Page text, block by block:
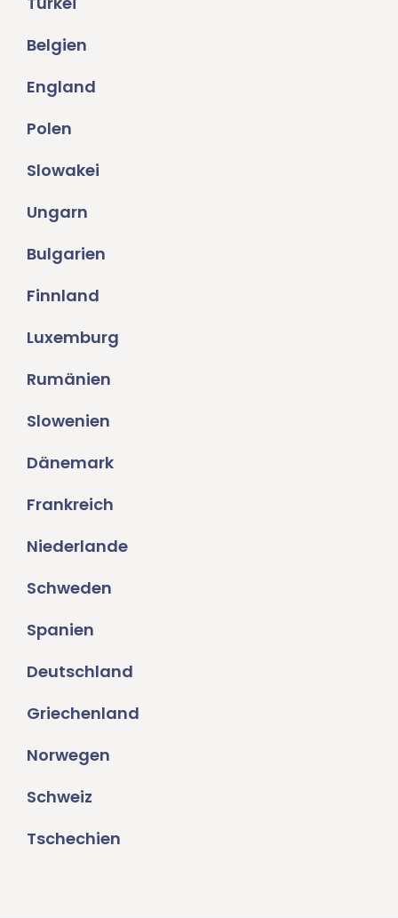
Belgien
England
Polen
Slowakei
Ungarn
Bulgarien
Finnland
Luxemburg
Rumänien
Slowenien
Dänemark
Frankreich
Niederlande
Schweden
Spanien
Deutschland
Griechenland
Norwegen
Schweiz
Tschechien